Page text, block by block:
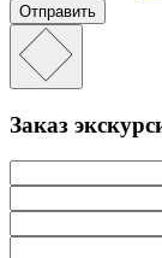
Отправить
Заказ